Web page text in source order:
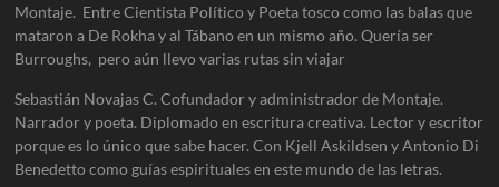
Montaje. Entre Cientista Político y Poeta tosco como las balas que
mataron a De Rokha y al Tábano en un mismo año. Quería ser
Burroughs, pero aún llevo varias rutas sin viajar
Sebastián Novajas C. Cofundador y administrador de Montaje.
Narrador y poeta. Diplomado en escritura creativa. Lector y escritor
porque es lo único que sabe hacer. Con Kjell Askildsen y Antonio Di
Benedetto como guías espirituales en este mundo de las letras.